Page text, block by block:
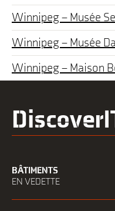
Winnipeg – Musée
Winnipeg – Musée
Winnipeg – Maison
BÂTIMENTS
EN VEDETTE